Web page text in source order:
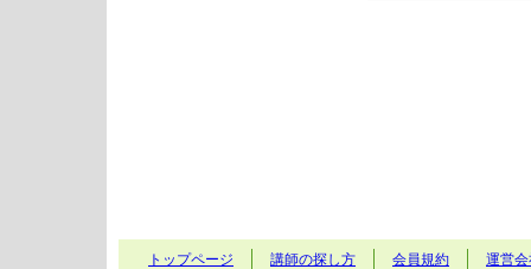
トップページ 講師の探し方 会員規約 運営